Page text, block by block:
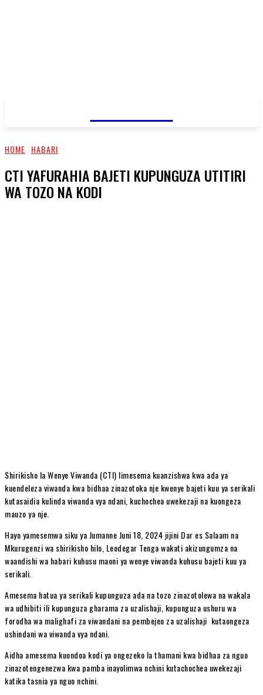
HOME HABARI
CTI YAFURAHIA BAJETI KUPUNGUZA UTITIRI
WA TOZO NA KODI
Shirikisho la Wenye Viwanda (CTI) limesema kuanzishwa kwa ada ya
kuendeleza viwanda kwa bidhaa zinazotoka nje kwenye bajeti kuu ya serikali
kutasaidia kulinda viwanda vya ndani, kuchochea uwekezaji na kuongeza
mauzo ya nje.
Hayo yamesemwa siku ya Jumanne Juni 18, 2024 jijini Dar es Salaam na
Mkurugenzi wa shirikisho hilo, Leodegar Tenga wakati akizungumza na
waandishi wa habari kuhusu maoni ya wenye viwanda kuhusu bajeti kuu ya
serikali.
Amesema hatua ya serikali kupunguza ada na tozo zinazotolewa na wakala
wa udhibiti ili kupunguza gharama za uzalishaji, kupunguza ushuru wa
forodha wa malighafi za viwandani na pembejeo za uzalishaji kutaongeza
ushindani wa viwanda vya ndani.
Aidha amesema kuondoa kodi ya ongezeko la thamani kwa bidhaa za nguo
zinazotengenezwa kwa pamba inayolimwa nchini kutachochea uwekezaji
katika tasnia ya nguo nchini.